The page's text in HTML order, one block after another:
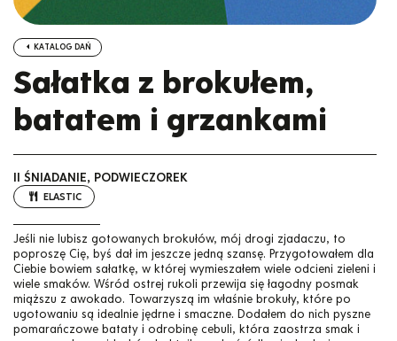
KATALOG DAŃ
Sałatka z brokułem,
batatem i grzankami
II ŚNIADANIE, PODWIECZOREK
ELASTIC
Jeśli nie lubisz gotowanych brokułów, mój drogi zjadaczu, to
poproszę Cię, byś dał im jeszcze jedną szansę. Przygotowałem dla
Ciebie bowiem sałatkę, w której wymieszałem wiele odcieni zieleni i
wiele smaków. Wśród ostrej rukoli przewija się łagodny posmak
miąższu z awokado. Towarzyszą im właśnie brokuły, które po
ugotowaniu są idealnie jędrne i smaczne. Dodałem do nich pyszne
pomarańczowe bataty i odrobinę cebuli, która zaostrza smak i